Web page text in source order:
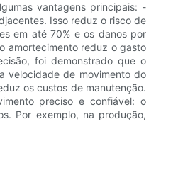
vantagens principais: -
Isso reduz o risco de
em até 70% e os danos por
amortecimento reduz o gasto
foi demonstrado que o
velocidade de movimento do
os custos de manutenção.
preciso e confiável: o
Por exemplo, na produção,